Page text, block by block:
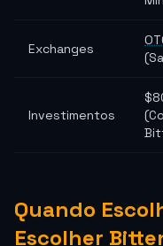
Exchanges
Investimentos
Quando
Escolher